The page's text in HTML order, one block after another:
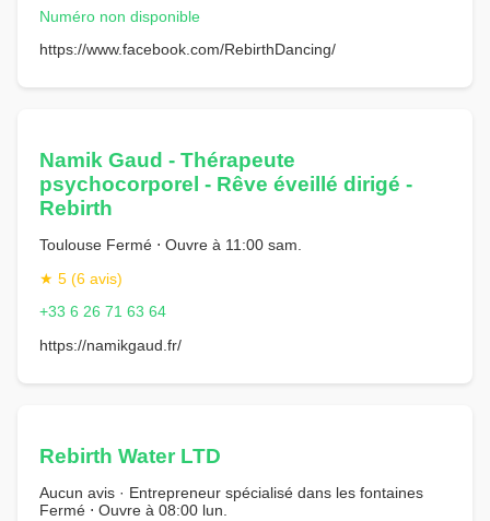
Numéro non disponible
https://www.facebook.com/RebirthDancing/
Namik Gaud - Thérapeute
psychocorporel - Rêve éveillé dirigé -
Rebirth
Toulouse Fermé ⋅ Ouvre à 11:00 sam.
★ 5 (6 avis)
+33 6 26 71 63 64
https://namikgaud.fr/
Rebirth Water LTD
Aucun avis · Entrepreneur spécialisé dans les fontaines
Fermé ⋅ Ouvre à 08:00 lun.